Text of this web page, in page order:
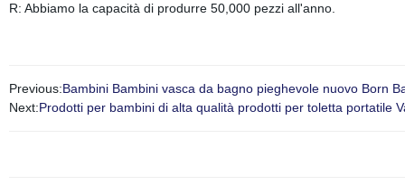
R: Abbiamo la capacità di produrre 50,000 pezzi all'anno.
Previous:Bambini Bambini vasca da bagno pieghevole nuovo Born
Next:Prodotti per bambini di alta qualità prodotti per toletta portatile